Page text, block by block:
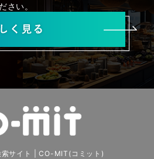
さい。
索サイト | CO-MIT(コミット)